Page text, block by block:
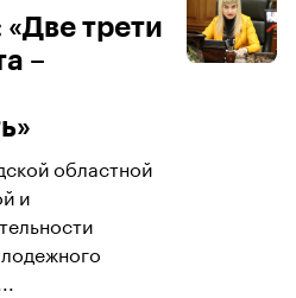
трети
–
областной
и